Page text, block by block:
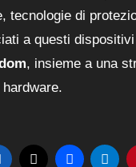
tecnologie di
a questi
, insieme a una